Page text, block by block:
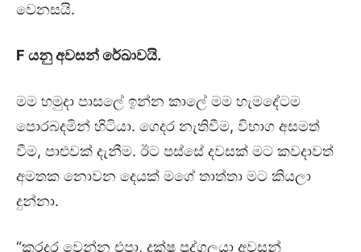
වෙනසයි.
F යනු අවසන් රේඛාවයි.
මම හමුදා පාසලේ ඉන්න කාලේ මම හැමදේටම
පොරබදමින් හිටියා. ගෙදර නැතිවීම, විභාග අසමත්
වීම, පාළුවක් දැනීම. ඊට පස්සේ දවසක් මට කවදාවත්
අමතක නොවන දෙයක් මගේ තාත්තා මට කියලා
දුන්නා.
“කරදර වෙන්න එපා, දක්ෂ පුද්ගලයා අවසන්